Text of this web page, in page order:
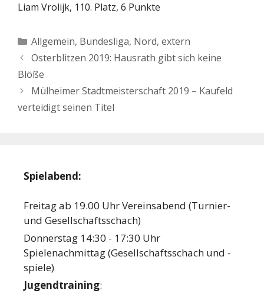
Liam Vrolijk, 110. Platz, 6 Punkte
Kategorien
Allgemein, Bundesliga, Nord, extern
Osterblitzen 2019: Hausrath gibt sich keine
Blöße
Mülheimer Stadtmeisterschaft 2019 – Kaufeld
verteidigt seinen Titel
Spielabend:
Freitag ab 19.00 Uhr Vereinsabend (Turnier-
und Gesellschaftsschach)
Donnerstag 14:30 - 17:30 Uhr
Spielenachmittag (Gesellschaftsschach und -
spiele)
Jugendtraining: